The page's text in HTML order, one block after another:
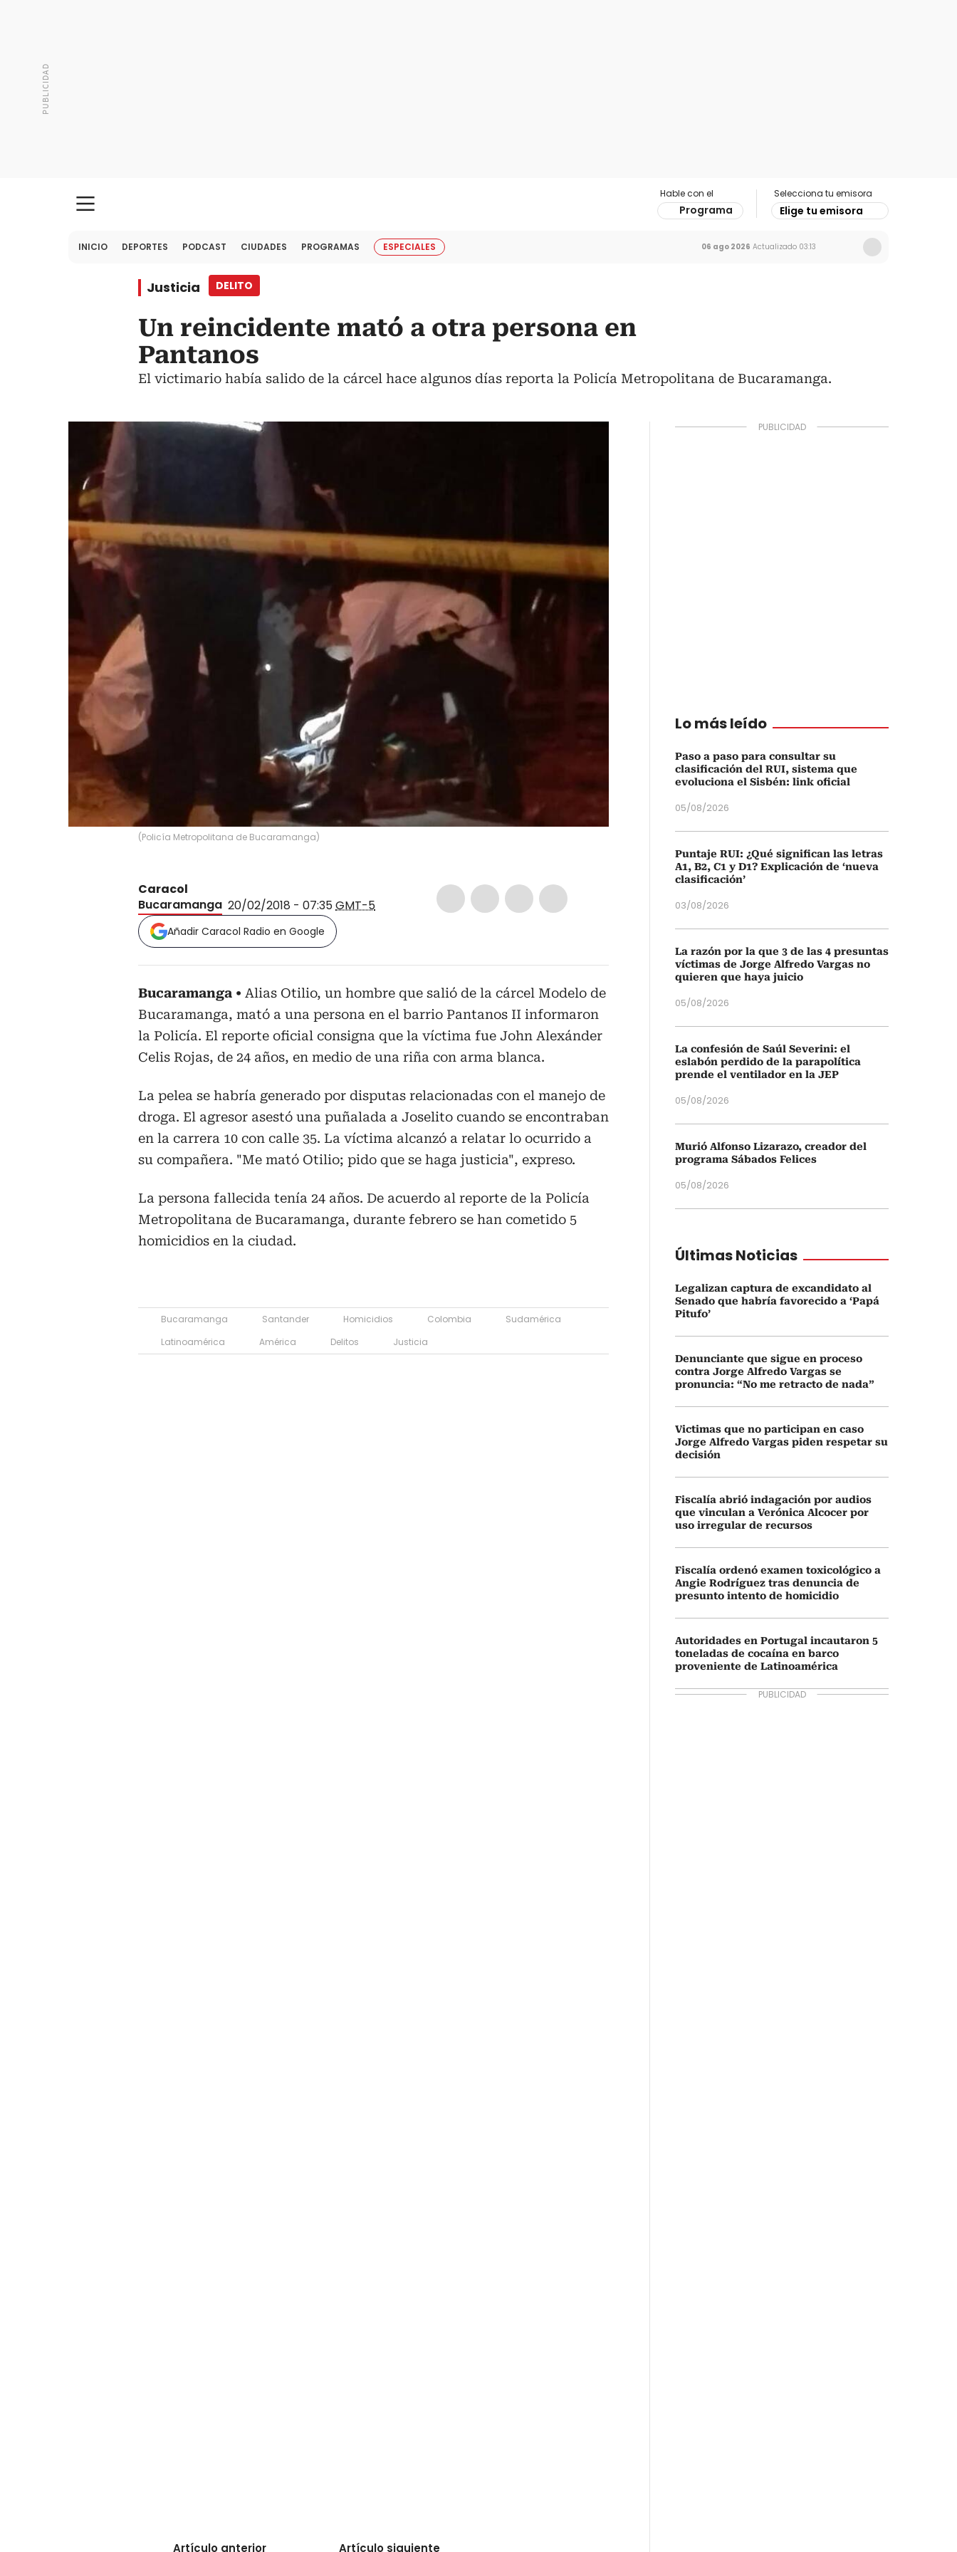
Hable con el
Programa
Selecciona tu emisora
Elige tu emisora
INICIO DEPORTES PODCAST CIUDADES PROGRAMAS ESPECIALES 06 ago 2026 Actualizado 03:13
Justicia DELITO
Un reincidente mató a otra persona en
Pantanos
El victimario había salido de la cárcel hace algunos días reporta la Policía Metropolitana de Bucaramanga.
(Policía Metropolitana de Bucaramanga)
Caracol
Bucaramanga 20/02/2018 - 07:35GMT-5
Añadir Caracol Radio en Google
Bucaramanga
Alias Otilio, un hombre que salió de la cárcel Modelo de
Bucaramanga, mató a una persona en el barrio Pantanos II informaron
la Policía. El reporte oficial consigna que la víctima fue John Alexánder
Celis Rojas, de 24 años, en medio de una riña con arma blanca.
La pelea se habría generado por disputas relacionadas con el manejo de
droga. El agresor asestó una puñalada a Joselito cuando se encontraban
en la carrera 10 con calle 35. La víctima alcanzó a relatar lo ocurrido a
su compañera. "Me mató Otilio; pido que se haga justicia", expreso.
La persona fallecida tenía 24 años. De acuerdo al reporte de la Policía
Metropolitana de Bucaramanga, durante febrero se han cometido 5
homicidios en la ciudad.
Bucaramanga Santander Homicidios Colombia
Sudamérica
Latinoamérica
América Delitos Justicia
Artículo anterior Artículo siguiente
Lo más leído
Paso a paso para consultar su
clasificación del RUI, sistema que
evoluciona el Sisbén: link oficial
05/08/2026
Puntaje RUI: ¿Qué significan las letras
A1, B2, C1 y D1? Explicación de ‘nueva
clasificación’
03/08/2026
La razón por la que 3 de las 4 presuntas
víctimas de Jorge Alfredo Vargas no
quieren que haya juicio
05/08/2026
La confesión de Saúl Severini: el
eslabón perdido de la parapolítica
prende el ventilador en la JEP
05/08/2026
Murió Alfonso Lizarazo, creador del
programa Sábados Felices
05/08/2026
Últimas Noticias
Legalizan captura de excandidato al
Senado que habría favorecido a ‘Papá
Pitufo’
Denunciante que sigue en proceso
contra Jorge Alfredo Vargas se
pronuncia: “No me retracto de nada”
Victimas que no participan en caso
Jorge Alfredo Vargas piden respetar su
decisión
Fiscalía abrió indagación por audios
que vinculan a Verónica Alcocer por
uso irregular de recursos
Fiscalía ordenó examen toxicológico a
Angie Rodríguez tras denuncia de
presunto intento de homicidio
Autoridades en Portugal incautaron 5
toneladas de cocaína en barco
proveniente de Latinoamérica